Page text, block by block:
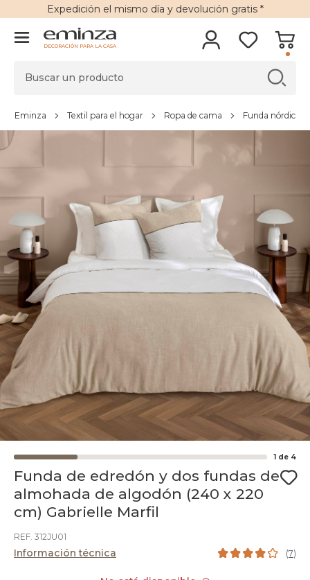
Expedición el mismo día y devolución gratis*
DECORACIÓN PARA LA CASA
Eminza Textil para el hogar Ropa de cama Funda nórdica
1 de 4
Funda de edredón y dos fundas de
almohada de algodón (240 x 220
cm) Gabrielle Marfil
REF. 312JU01
Información técnica (7)